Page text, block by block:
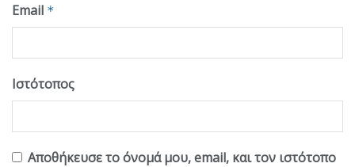
Email *
Ιστότοπος
Αποθήκευσε το όνομά μου, email, και τον ιστότοπο